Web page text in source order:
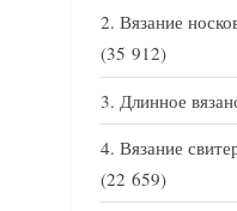
Вязание
(35 912)
Длинное
Вязание
(22 659)